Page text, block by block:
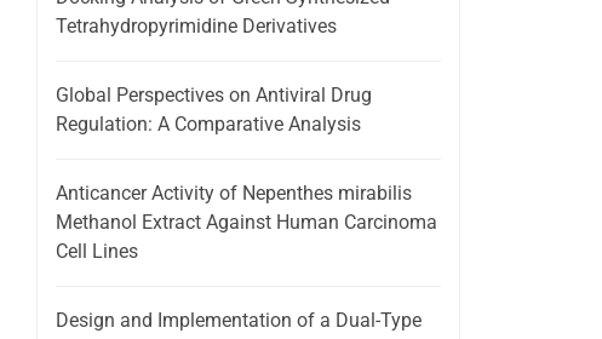
Tetrahydropyrimidine Derivatives
Global Perspectives on Antiviral Drug
Regulation: A Comparative Analysis
Anticancer Activity of Nepenthes mirabilis
Methanol Extract Against Human Carcinoma
Cell Lines
Design and Implementation of a Dual-Type